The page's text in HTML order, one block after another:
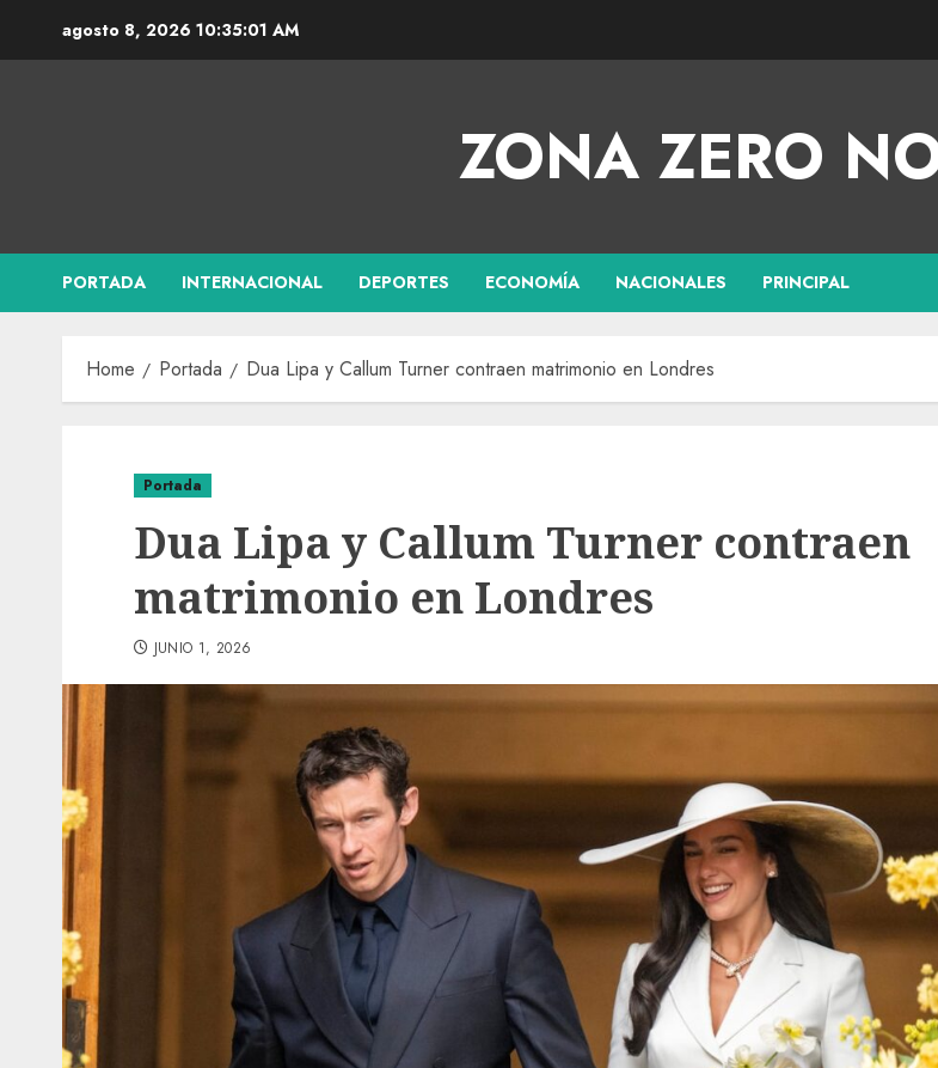
agosto 8, 2026 10:35:02 AM
ZONA ZERO
PORTADA INTERNACIONAL DEPORTES ECONOMÍA NACIONALES PRINCIPAL
Home Portada Dua Lipa y Callum Turner contraen matrimonio en Londres
Portada
Dua Lipa y Callum Turner contraen
matrimonio en Londres
JUNIO 1, 2026